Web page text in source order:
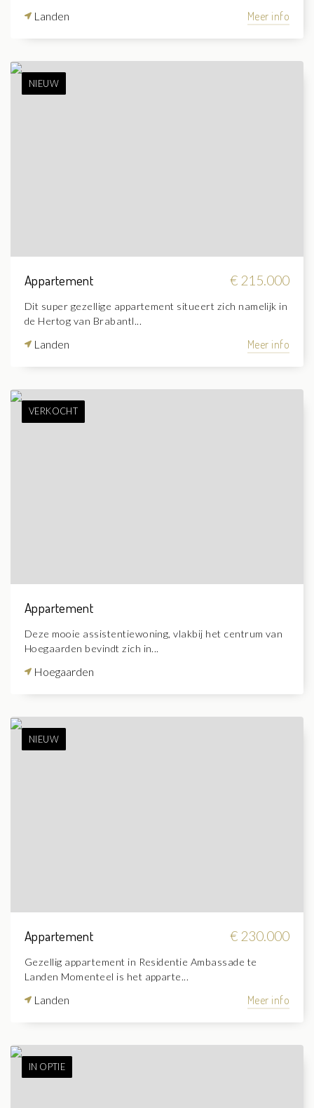
Landen Meer info
NIEUW
Appartement € 215.000
Dit super gezellige appartement situeert zich namelijk in
de Hertog van Brabantl...
Landen Meer info
VERKOCHT
Appartement
Deze mooie assistentiewoning, vlakbij het centrum van
Hoegaarden bevindt zich in...
Hoegaarden
NIEUW
Appartement € 230.000
Gezellig appartement in Residentie Ambassade te
Landen Momenteel is het apparte...
Landen Meer info
IN OPTIE